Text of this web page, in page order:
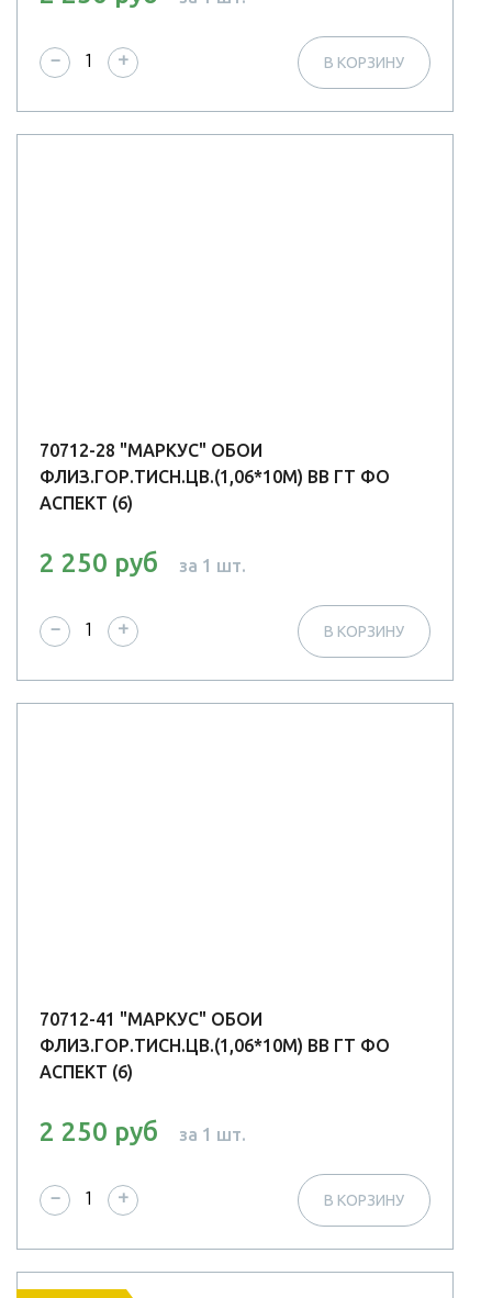
− + В КОРЗИНУ
70712-28 "МАРКУС" ОБОИ
ФЛИЗ.ГОР.ТИСН.ЦВ.(1,06*10М) ВВ ГТ ФО
АСПЕКТ (6)
2 250 руб за 1 шт.
− + В КОРЗИНУ
70712-41 "МАРКУС" ОБОИ
ФЛИЗ.ГОР.ТИСН.ЦВ.(1,06*10М) ВВ ГТ ФО
АСПЕКТ (6)
2 250 руб за 1 шт.
− + В КОРЗИНУ